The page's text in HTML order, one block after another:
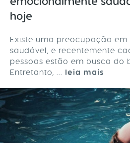
hoje
Existe uma preocupação
saudável, e recentemente
pessoas estão em busca do
Entretanto, ... leia mais